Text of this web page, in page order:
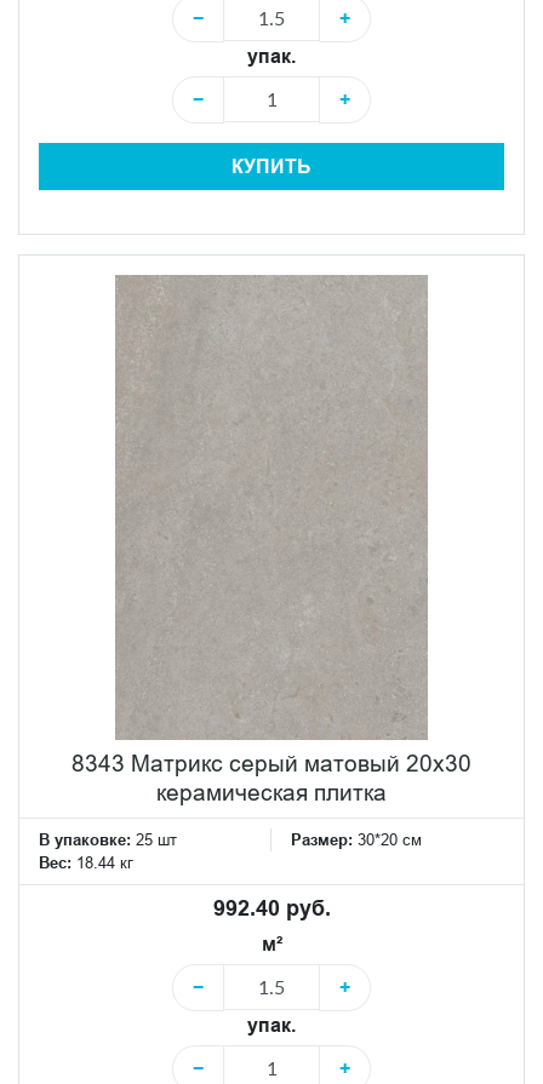
−
+
упак.
−
+
КУПИТЬ
8343 Матрикс серый матовый 20х30
керамическая плитка
В упаковке: 25 шт Размер: 30*20 см
Вес: 18.44 кг
992.40 руб.
м²
−
+
упак.
−
+